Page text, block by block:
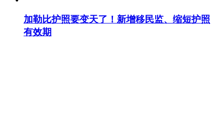
加勒比护照要变天了！新增移民监、缩短护照
有效期